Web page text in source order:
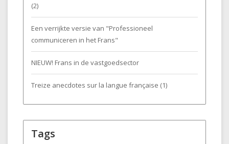
(2)
Een verrijkte versie van "Professioneel
communiceren in het Frans"
NIEUW! Frans in de vastgoedsector
Treize anecdotes sur la langue française (1)
Tags